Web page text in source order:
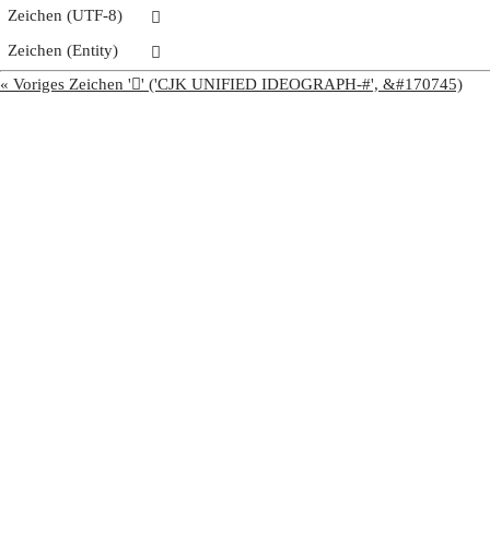
Zeichen (UTF-8)
𩫺
Zeichen (Entity)
𩫺
« Voriges Zeichen '𩫹' ('CJK UNIFIED IDEOGRAPH-#', &#170745)